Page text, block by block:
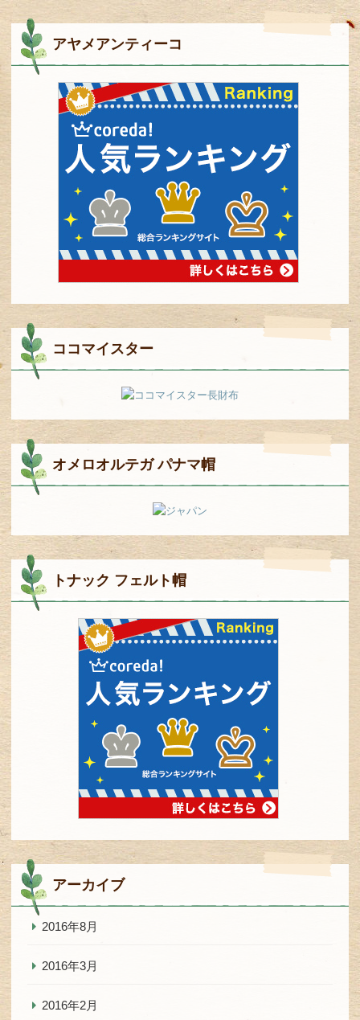
アヤメアンティーコ
ココマイスター
オメロオルテガ パナマ帽
トナック フェルト帽
アーカイブ
2016年8月
2016年3月
2016年2月